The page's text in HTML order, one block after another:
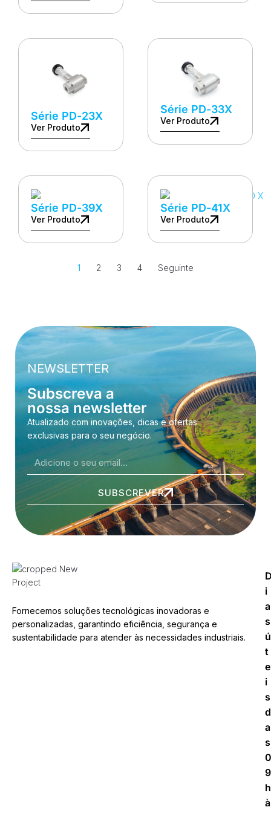
Série PD-23X
Ver Produto
Série PD-33X
Ver Produto
Série PD-39X
Ver Produto
Série PD-41X
Ver Produto
1 2 3 4 Seguinte
NEWSLETTER
Subscreva a
nossa newsletter
Atualizado com inovações, dicas e ofertas
exclusivas para o seu negócio.
SUBSCREVER
Fornecemos soluções tecnológicas inovadoras e
personalizadas, garantindo eficiência, segurança e
sustentabilidade para atender às necessidades industriais.
i
a
s
ú
t
e
i
s
d
a
s
0
9
h
à